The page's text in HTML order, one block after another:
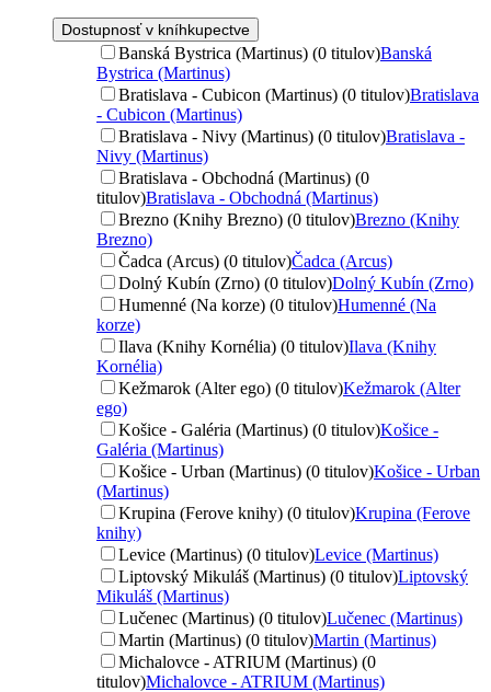
Dostupnosť v kníhkupectve
Banská Bystrica (Martinus) (0 titulov)Banská
Bystrica (Martinus)
Bratislava - Cubicon (Martinus) (0 titulov)Bratislava
- Cubicon (Martinus)
Bratislava - Nivy (Martinus) (0 titulov)Bratislava -
Nivy (Martinus)
Bratislava - Obchodná (Martinus) (0
titulov)Bratislava - Obchodná (Martinus)
Brezno (Knihy Brezno) (0 titulov)Brezno (Knihy
Brezno)
Čadca (Arcus) (0 titulov)Čadca (Arcus)
Dolný Kubín (Zrno) (0 titulov)Dolný Kubín (Zrno)
Humenné (Na korze) (0 titulov)Humenné (Na
korze)
Ilava (Knihy Kornélia) (0 titulov)Ilava (Knihy
Kornélia)
Kežmarok (Alter ego) (0 titulov)Kežmarok (Alter
ego)
Košice - Galéria (Martinus) (0 titulov)Košice -
Galéria (Martinus)
Košice - Urban (Martinus) (0 titulov)Košice - Urban
(Martinus)
Krupina (Ferove knihy) (0 titulov)Krupina (Ferove
knihy)
Levice (Martinus) (0 titulov)Levice (Martinus)
Liptovský Mikuláš (Martinus) (0 titulov)Liptovský
Mikuláš (Martinus)
Lučenec (Martinus) (0 titulov)Lučenec (Martinus)
Martin (Martinus) (0 titulov)Martin (Martinus)
Michalovce - ATRIUM (Martinus) (0
titulov)Michalovce - ATRIUM (Martinus)